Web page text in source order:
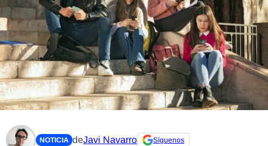
NOTICIA deJavi Navarro Síguenos